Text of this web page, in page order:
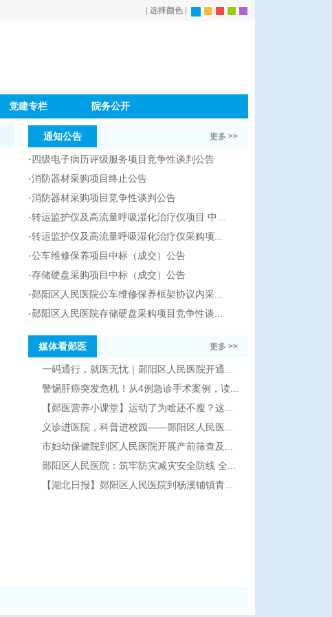
选择颜色
党建专栏 院务公开
更多 >>
通知公告
·四级电子病历评级服务项目竞争性谈判公告
·消防器材采购项目终止公告
·消防器材采购项目竞争性谈判公告
·转运监护仪及高流量呼吸湿化治疗仪项目 中...
·转运监护仪及高流量呼吸湿化治疗仪采购项...
·公车维修保养项目中标（成交）公告
·存储硬盘采购项目中标（成交）公告
·郧阳区人民医院公车维修保养框架协议内采...
·郧阳区人民医院存储硬盘采购项目竞争性谈...
更多 >>
媒体看郧医
一码通行，就医无忧｜郧阳区人民医院开通...
警惕肝癌突发危机！从4例急诊手术案例，读...
【郧医营养小课堂】运动了为啥还不瘦？这...
义诊进医院，科普进校园——郧阳区人民医...
市妇幼保健院到区人民医院开展产前筛查及...
郧阳区人民医院：筑牢防灾减灾安全防线 全...
【湖北日报】郧阳区人民医院到杨溪铺镇青...